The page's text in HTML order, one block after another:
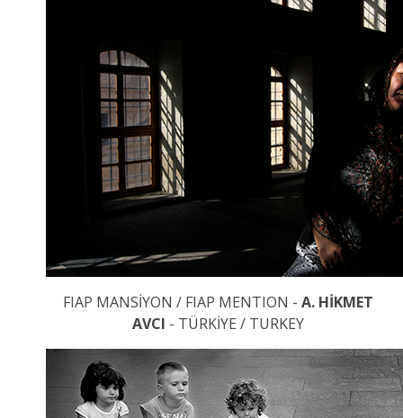
FIAP MANSİYON / FIAP MENTION - A. HİKMET
AVCI - TÜRKİYE / TURKEY